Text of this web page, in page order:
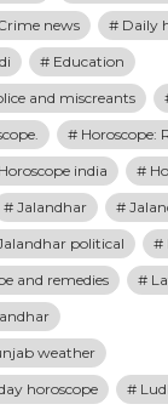
news
Daily
Education
and miscreants
Horoscope:
Horoscope india
Jalandhar
political
and remedies
weather
horoscope